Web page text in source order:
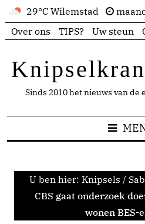
29°C Wilemstad
Over ons
TIPS? Uw steun
Sinds 2010 het nieuws van de
U ben hier: Knipsels /
CBS gaat onderzoek
wonen BES-